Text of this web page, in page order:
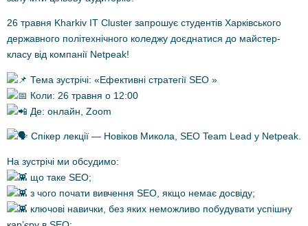
26 травня Kharkiv IT Cluster запрошує студентів Харківського
державного політехнічного коледжу доєднатися до майстер-
класу від компанії Netpeak!
Тема зустрічі: «Ефективні стратегії SEO »
Коли: 26 травня о 12:00
Де: онлайн, Zoom
Спікер лекції — Новіков Микола, SEO Team Lead у Netpeak.
На зустрічі ми обсудимо:
що таке SEO;
з чого почати вивчення SEO, якщо немає досвіду;
ключові навички, без яких неможливо побудувати успішну